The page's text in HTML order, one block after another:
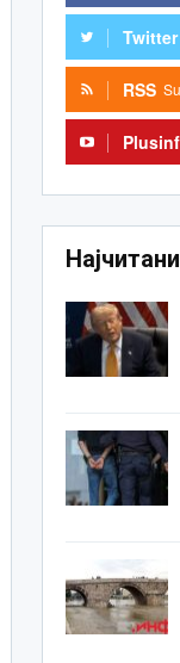
Twitter
RSS
Најчитани